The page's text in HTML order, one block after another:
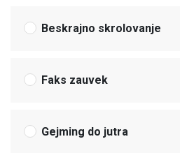
Beskrajno skrolovanje
Faks zauvek
Gejming do jutra